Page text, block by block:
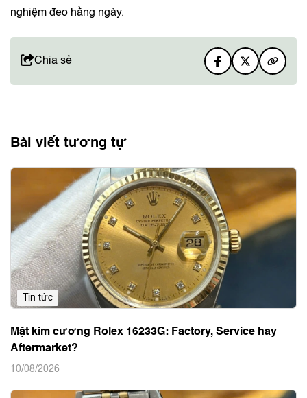
nghiệm đeo hằng ngày.
Chia sẻ
Bài viết tương tự
Tin tức
Mặt kim cương Rolex 16233G: Factory, Service hay
Aftermarket?
10/08/2026